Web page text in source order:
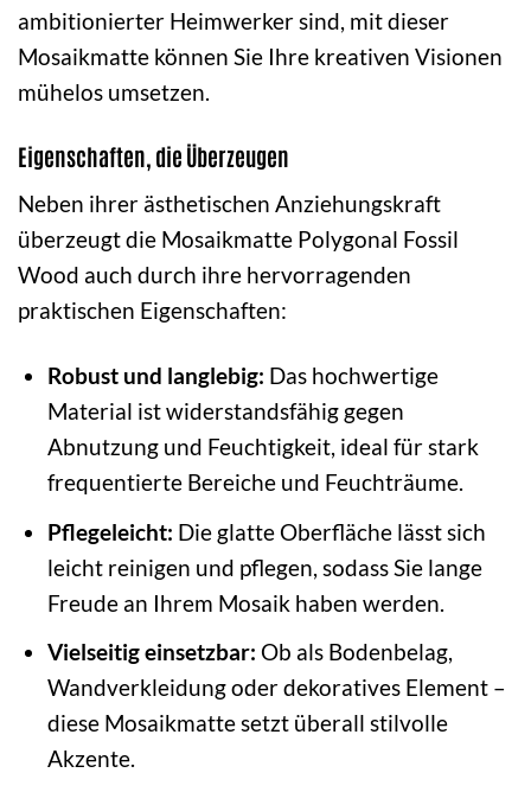
ambitionierter Heimwerker sind, mit dieser
Mosaikmatte können Sie Ihre kreativen Visionen
mühelos umsetzen.
Eigenschaften, die Überzeugen
Neben ihrer ästhetischen Anziehungskraft
überzeugt die Mosaikmatte Polygonal Fossil
Wood auch durch ihre hervorragenden
praktischen Eigenschaften:
Robust und langlebig: Das hochwertige
Material ist widerstandsfähig gegen
Abnutzung und Feuchtigkeit, ideal für stark
frequentierte Bereiche und Feuchträume.
Pflegeleicht: Die glatte Oberfläche lässt sich
leicht reinigen und pflegen, sodass Sie lange
Freude an Ihrem Mosaik haben werden.
Vielseitig einsetzbar: Ob als Bodenbelag,
Wandverkleidung oder dekoratives Element –
diese Mosaikmatte setzt überall stilvolle
Akzente.